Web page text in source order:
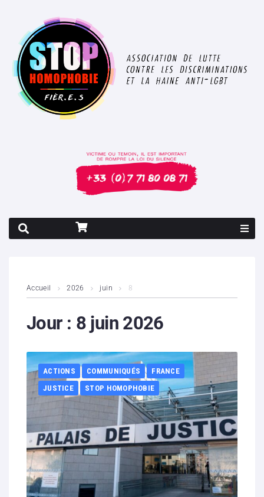
Boutique
Partenaires
Contacts
Hébergement solidaire
Accueil 2026 juin 8
Jour : 8 juin 2026
ACTIONS COMMUNIQUÉS
FRANCE
JUSTICE
STOP HOMOPHOBIE